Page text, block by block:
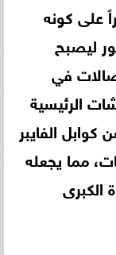
على كونه
ليصبح
في
الرئيسية
الفايبر
مما يجعله
الكبرى